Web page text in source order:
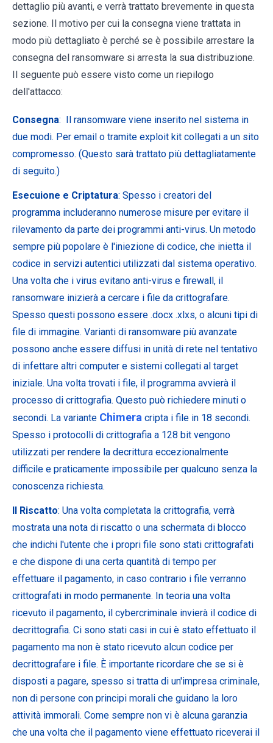
dettaglio più avanti, e verrà trattato brevemente in questa
sezione. Il motivo per cui la consegna viene trattata in
modo più dettagliato è perché se è possibile arrestare la
consegna del ransomware si arresta la sua distribuzione.
Il seguente può essere visto come un riepilogo
dell'attacco:
Consegna: Il ransomware viene inserito nel sistema in
due modi. Per email o tramite exploit kit collegati a un sito
compromesso. (Questo sarà trattato più dettagliatamente
di seguito.)
Esecuione e Criptatura: Spesso i creatori del
programma includeranno numerose misure per evitare il
rilevamento da parte dei programmi anti-virus. Un metodo
sempre più popolare è l'iniezione di codice, che inietta il
codice in servizi autentici utilizzati dal sistema operativo.
Una volta che i virus evitano anti-virus e firewall, il
ransomware inizierà a cercare i file da crittografare.
Spesso questi possono essere .docx .xlxs, o alcuni tipi di
file di immagine. Varianti di ransomware più avanzate
possono anche essere diffusi in unità di rete nel tentativo
di infettare altri computer e sistemi collegati al target
iniziale. Una volta trovati i file, il programma avvierà il
processo di crittografia. Questo può richiedere minuti o
secondi. La variante Chimera cripta i file in 18 secondi.
Spesso i protocolli di crittografia a 128 bit vengono
utilizzati per rendere la decrittura eccezionalmente
difficile e praticamente impossibile per qualcuno senza la
conoscenza richiesta.
Il Riscatto: Una volta completata la crittografia, verrà
mostrata una nota di riscatto o una schermata di blocco
che indichi l'utente che i propri file sono stati crittografati
e che dispone di una certa quantità di tempo per
effettuare il pagamento, in caso contrario i file verranno
crittografati in modo permanente. In teoria una volta
ricevuto il pagamento, il cybercriminale invierà il codice di
decrittografia. Ci sono stati casi in cui è stato effettuato il
pagamento ma non è stato ricevuto alcun codice per
decrittografare i file. È importante ricordare che se si è
disposti a pagare, spesso si tratta di un'impresa criminale,
non di persone con principi morali che guidano la loro
attività immorali. Come sempre non vi è alcuna garanzia
che una volta che il pagamento viene effettuato riceverai il